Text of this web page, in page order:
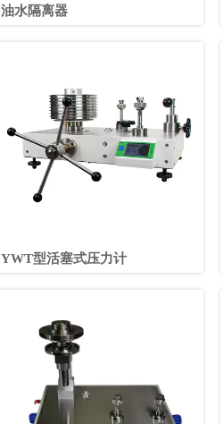
油水隔离器
YWT型活塞式压力计